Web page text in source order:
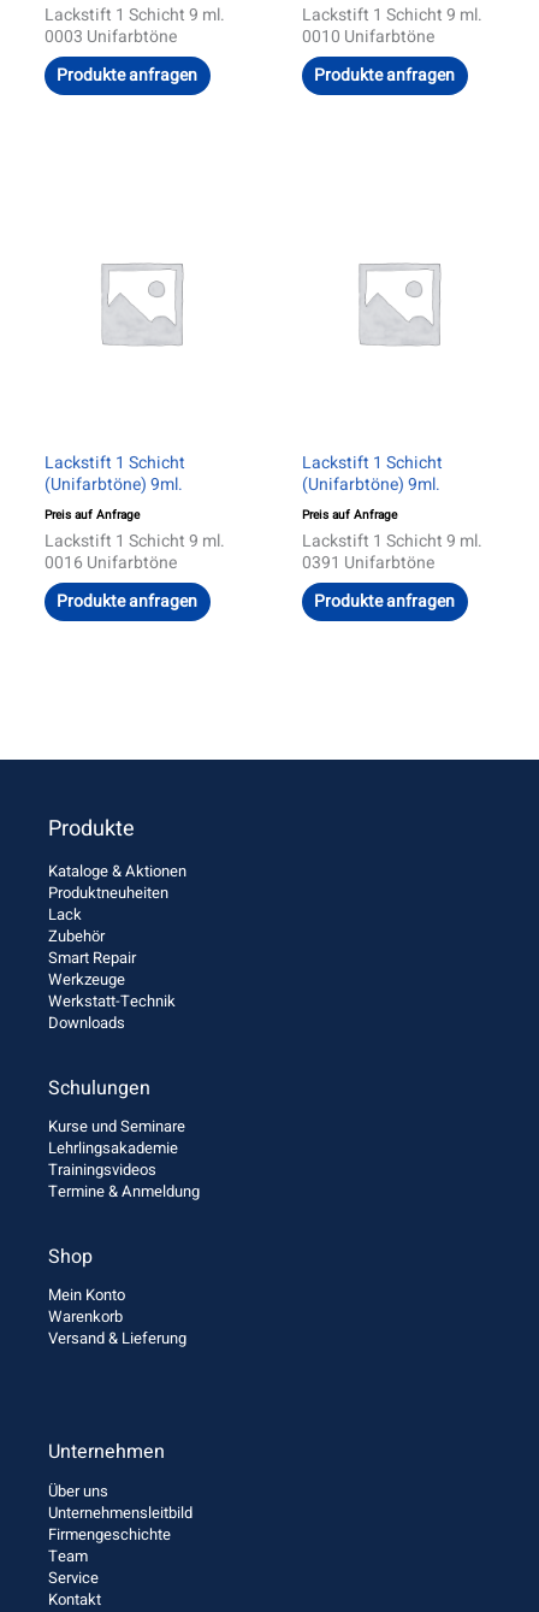
Lackstift 1 Schicht 9 ml.
0003 Unifarbtöne
Produkte anfragen
Lackstift 1 Schicht 9 ml.
0010 Unifarbtöne
Produkte anfragen
Lackstift 1 Schicht
(Unifarbtöne) 9ml.
Preis auf Anfrage
Lackstift 1 Schicht 9 ml.
0016 Unifarbtöne
Produkte anfragen
Lackstift 1 Schicht
(Unifarbtöne) 9ml.
Preis auf Anfrage
Lackstift 1 Schicht 9 ml.
0391 Unifarbtöne
Produkte anfragen
Produkte
Kataloge & Aktionen
Produktneuheiten
Lack
Zubehör
Smart Repair
Werkzeuge
Werkstatt-Technik
Downloads
Schulungen
Kurse und Seminare
Lehrlingsakademie
Trainingsvideos
Termine & Anmeldung
Shop
Mein Konto
Warenkorb
Versand & Lieferung
Unternehmen
Über uns
Unternehmensleitbild
Firmengeschichte
Team
Service
Kontakt